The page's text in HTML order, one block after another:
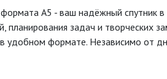
А5 - ваш надёжный спутник в
планирования задач и творческих
удобном формате. Независимо от